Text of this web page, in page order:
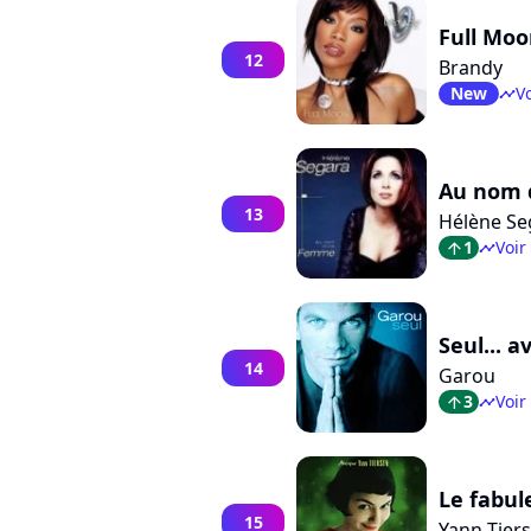
12
Full
Brandy
New timeline
13
Au nom
Hélène
arrow_top1 timelineVoir
14
Seul...
Garou
arrow_top3 timelineVoir
15
Le